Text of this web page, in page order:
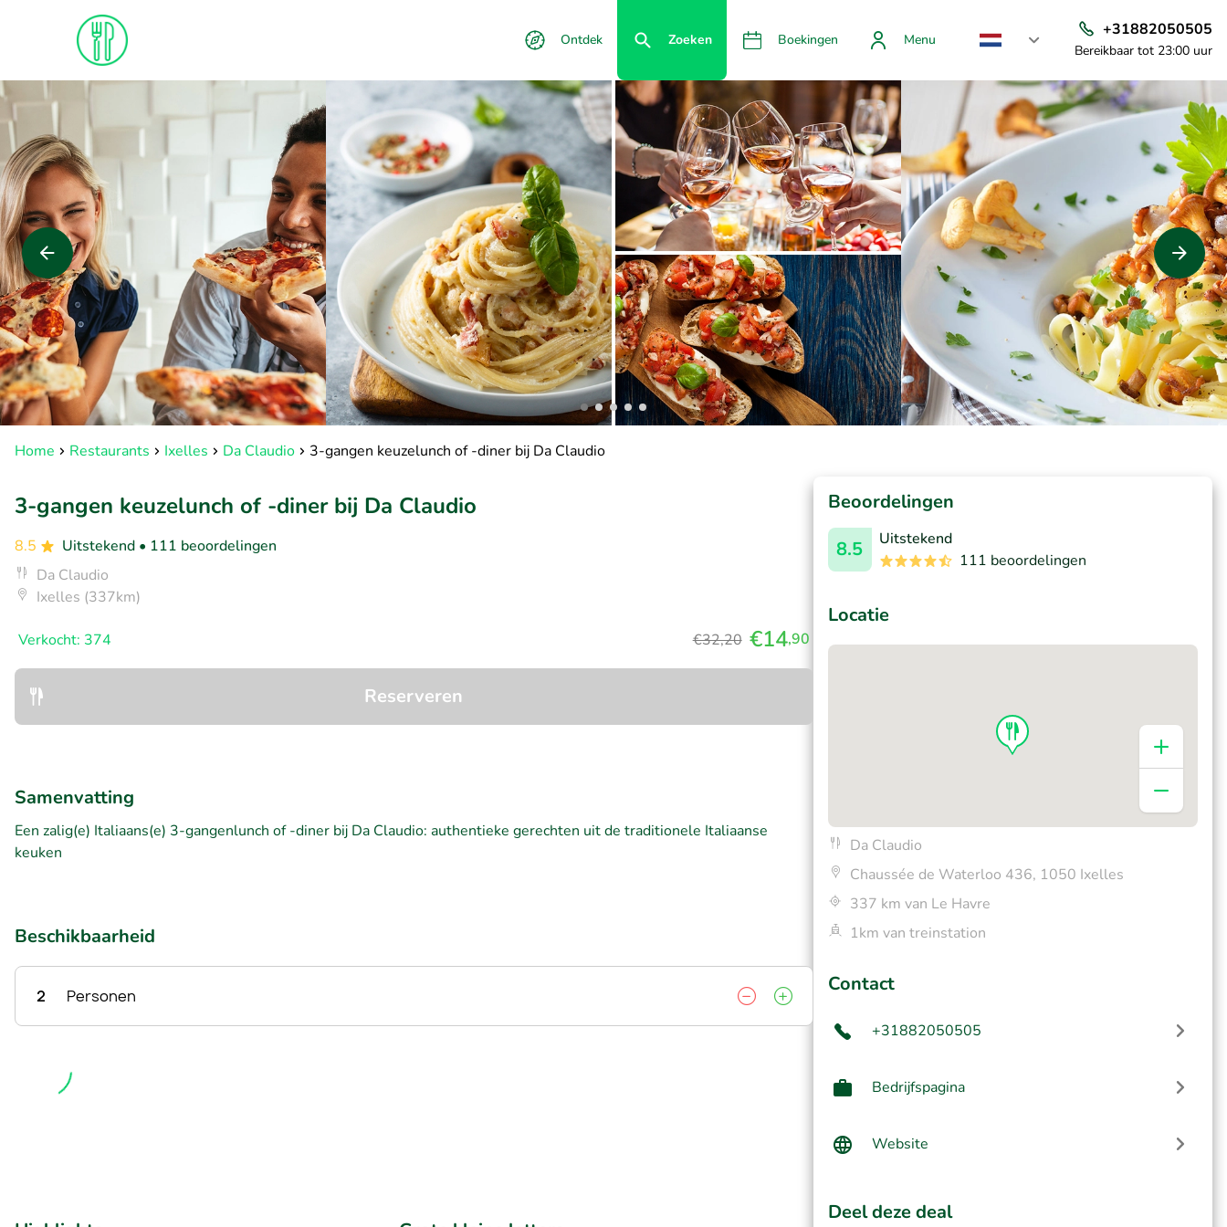
Ontdek Zoeken Boekingen Menu
+31882050505
Bereikbaar tot 23:00 uur
Home Restaurants Ixelles Da Claudio 3-gangen keuzelunch of -diner bij Da Claudio
3-gangen keuzelunch of -diner bij Da Claudio
8.5 Uitstekend • 111 beoordelingen
Da Claudio
Ixelles (337km)
Verkocht: 374 €32,20 €14,90
Reserveren
Samenvatting
Een zalig(e) Italiaans(e) 3-gangenlunch of -diner bij Da Claudio: authentieke gerechten uit de traditionele Italiaanse
keuken
Beschikbaarheid
2 Personen
Beoordelingen
8.5
Uitstekend
111 beoordelingen
Locatie
Da Claudio
Chaussée de Waterloo 436, 1050 Ixelles
337 km van Le Havre
1km van treinstation
Contact
+31882050505
Bedrijfspagina
Website
Deel deze deal